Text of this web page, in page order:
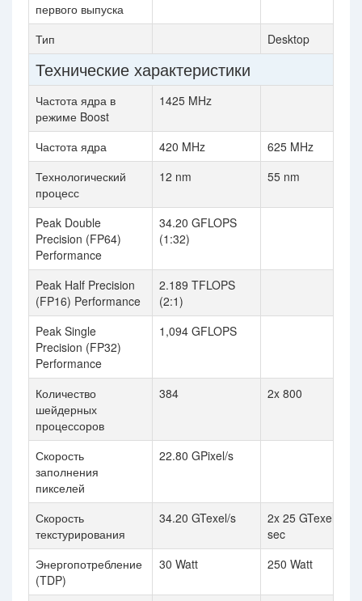
первого выпуска
Тип Desktop
Технические характеристики
Частота ядра в
режиме Boost
1425 MHz
Частота ядра 420 MHz
625 MHz
Технологический
процесс
12 nm 55 nm
Peak Double
Precision (FP64)
Performance
34.20 GFLOPS
(1:32)
Peak Half Precision
(FP16) Performance
2.189 TFLOPS
(2:1)
Peak Single
Precision (FP32)
Performance
1,094 GFLOPS
Количество
шейдерных
процессоров
384 2x 800
Скорость
заполнения
пикселей
22.80 GPixel/s
Скорость
текстурирования
34.20 GTexel/s
2x 25 GTexel / s
sec
Энергопотребление
(TDP)
30 Watt 250 Watt